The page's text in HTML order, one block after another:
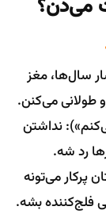
می‌دن؟
سال‌ها، مغز
طولانی می‌کنن.
نداشتن
رد شه.
پرکار می‌تونه
فلج‌کننده بشه.